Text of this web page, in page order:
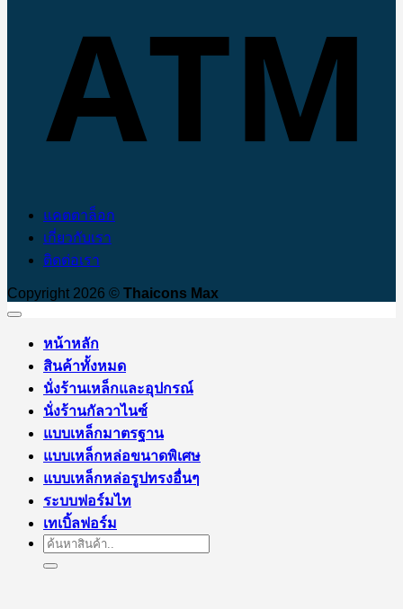
แคตตาล็อก
เกี่ยวกับเรา
ติดต่อเรา
Copyright 2026 © Thaicons Max
หน้าหลัก
สินค้าทั้งหมด
นั่งร้านเหล็กและอุปกรณ์
นั่งร้านกัลวาไนซ์
แบบเหล็กมาตรฐาน
แบบเหล็กหล่อขนาดพิเศษ
แบบเหล็กหล่อรูปทรงอื่นๆ
ระบบฟอร์มไท
เทเบิ้ลฟอร์ม
Search
for: